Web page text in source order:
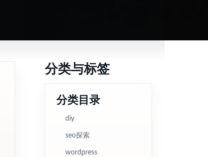
分类与标签
分类目录
diy
seo探索
wordpress